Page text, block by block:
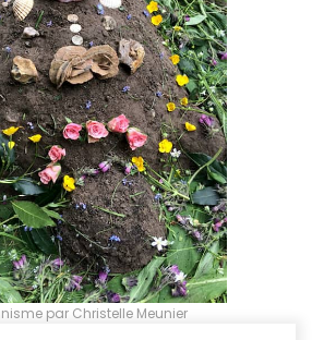
par Christelle Meunier